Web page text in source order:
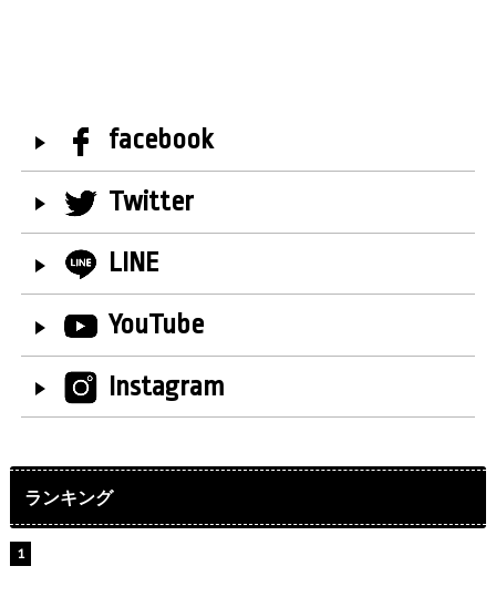
facebook
Twitter
LINE
YouTube
Instagram
ランキング